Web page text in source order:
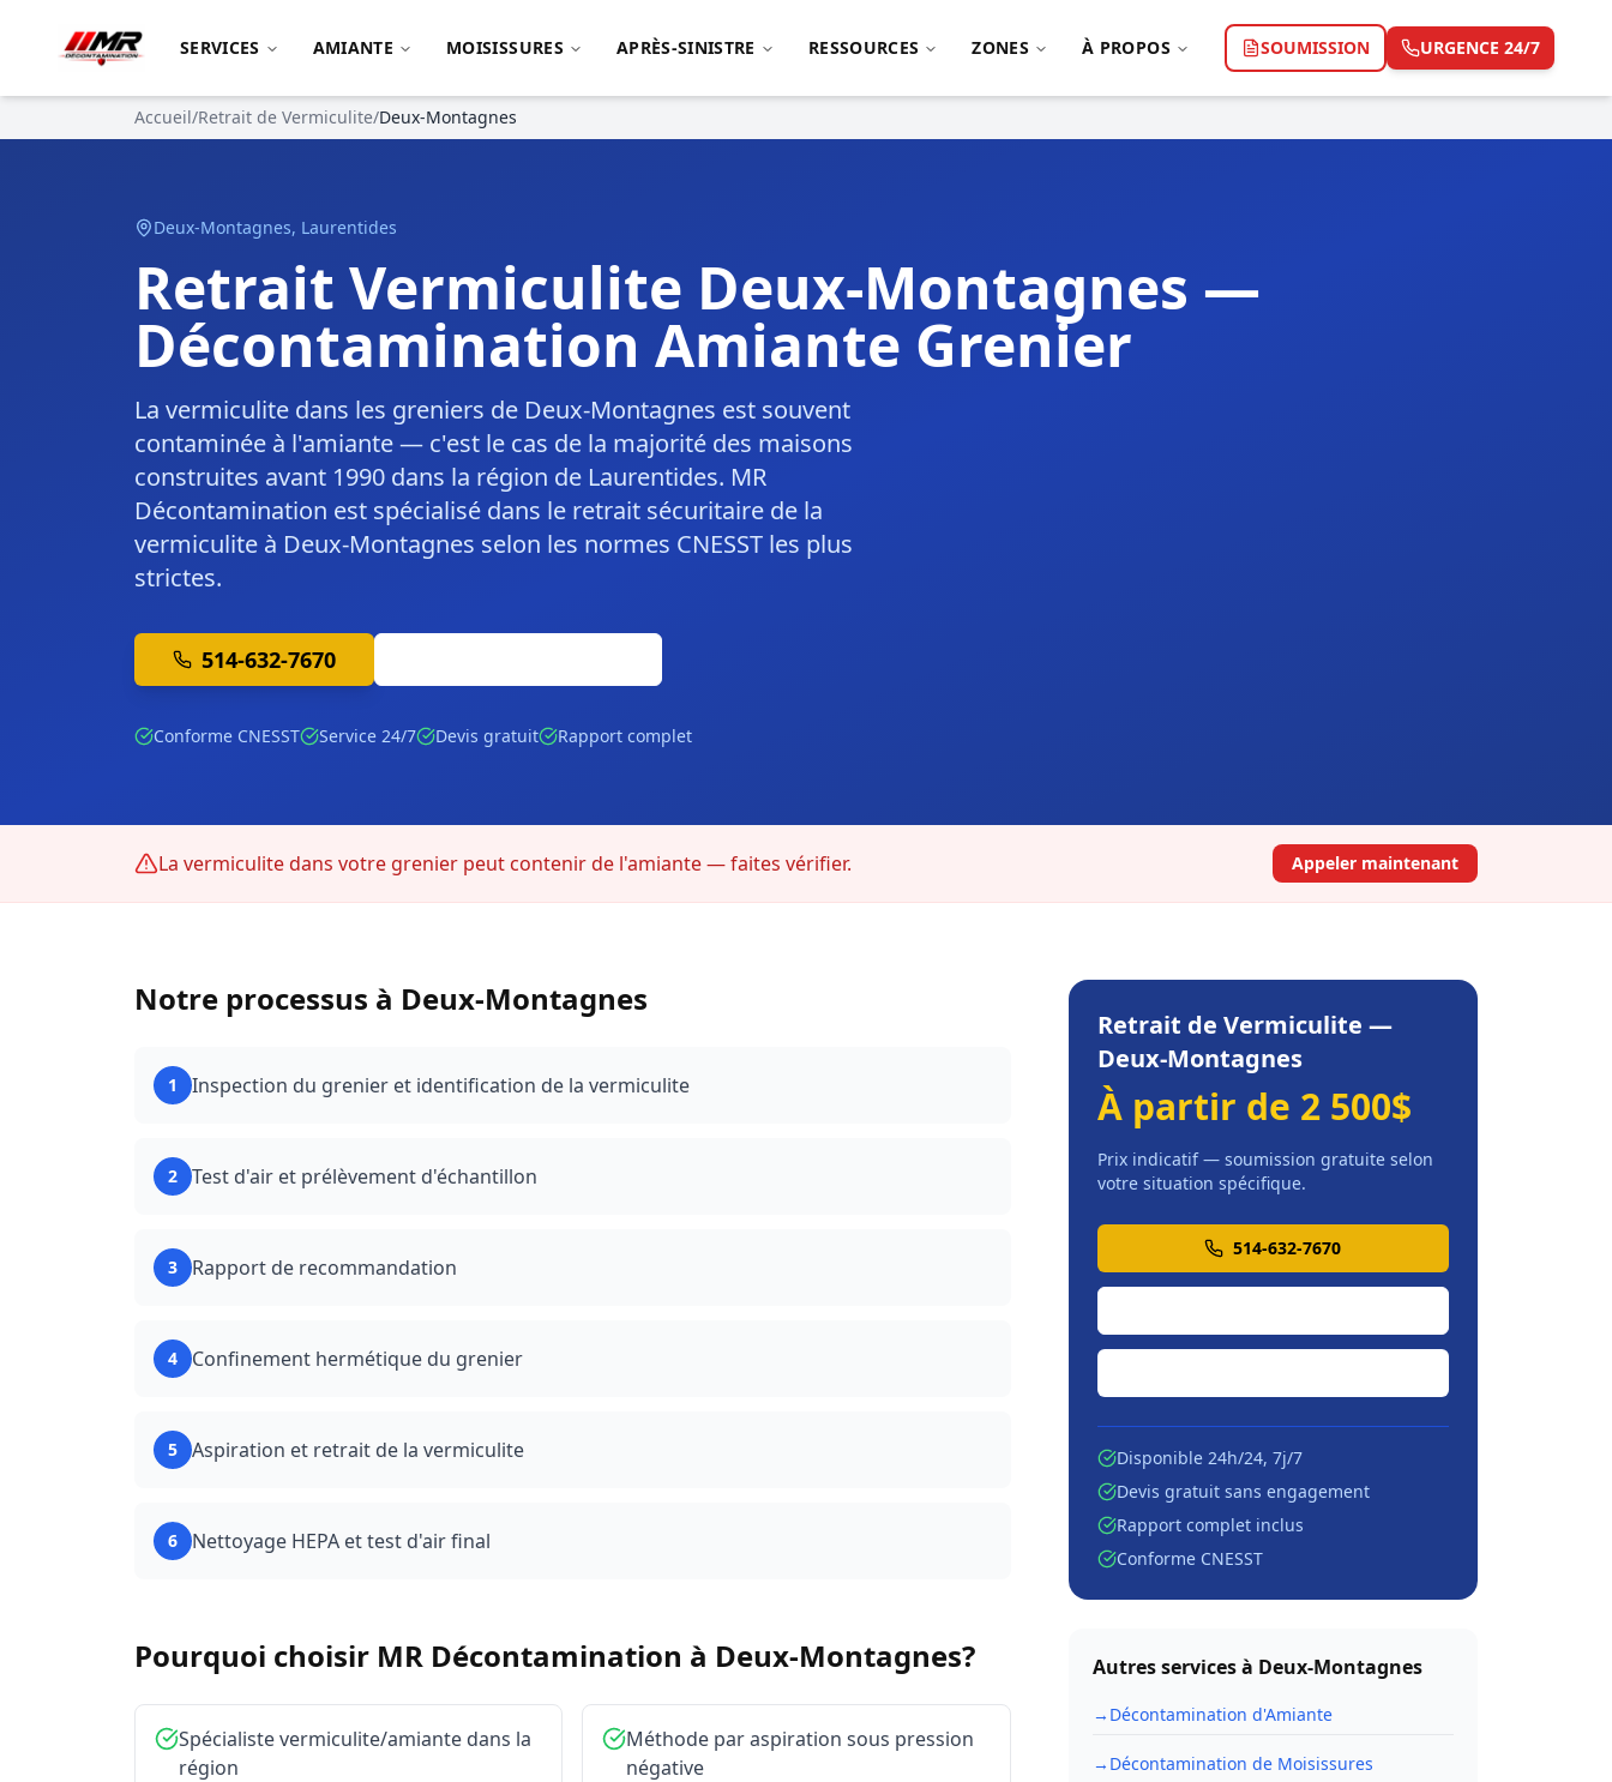
SERVICES AMIANTE MOISISSURES APRÈS-SINISTRE RESSOURCES ZONES À PROPOS SOUMISSION URGENCE 24/7
Accueil/Retrait de Vermiculite/Deux-Montagnes
Deux-Montagnes, Laurentides
Retrait Vermiculite Deux-Montagnes —
Décontamination Amiante Grenier
La vermiculite dans les greniers de Deux-Montagnes est souvent
contaminée à l'amiante — c'est le cas de la majorité des maisons
construites avant 1990 dans la région de Laurentides. MR
Décontamination est spécialisé dans le retrait sécuritaire de la
vermiculite à Deux-Montagnes selon les normes CNESST les plus
strictes.
514-632-7670
Conforme CNESST Service 24/7 Devis gratuit Rapport complet
La vermiculite dans votre grenier peut contenir de l'amiante — faites vérifier. Appeler maintenant
Notre processus à Deux-Montagnes
1 Inspection du grenier et identification de la vermiculite
2 Test d'air et prélèvement d'échantillon
3 Rapport de recommandation
4 Confinement hermétique du grenier
5 Aspiration et retrait de la vermiculite
6 Nettoyage HEPA et test d'air final
Pourquoi choisir MR Décontamination à Deux-Montagnes?
Spécialiste vermiculite/amiante dans la
région
Méthode par aspiration sous pression
négative
Retrait de Vermiculite —
Deux-Montagnes
À partir de 2 500$
Prix indicatif — soumission gratuite selon
votre situation spécifique.
514-632-7670
Disponible 24h/24, 7j/7
Devis gratuit sans engagement
Rapport complet inclus
Conforme CNESST
Autres services à Deux-Montagnes
→ Décontamination d'Amiante
→ Décontamination de Moisissures